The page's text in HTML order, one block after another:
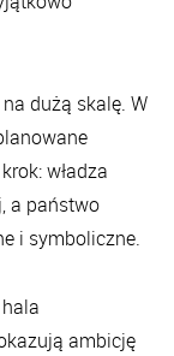
dużą skalę. W
władza
a państwo
i symboliczne.
ambicję